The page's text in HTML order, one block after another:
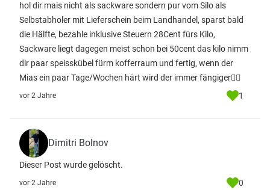
hol dir mais nicht als sackware sondern pur vom Silo als
Selbstabholer mit Lieferschein beim Landhandel, sparst bald
die Hälfte, bezahle inklusive Steuern 28Cent fürs Kilo,
Sackware liegt dagegen meist schon bei 50cent das kilo nimm
dir paar speisskübel fürm kofferraum und fertig, wenn der
Mias ein paar Tage/Wochen härt wird der immer fängiger👍🏻
vor 2 Jahre 1
Dimitri Bolnov
Dieser Post wurde gelöscht.
vor 2 Jahre 0